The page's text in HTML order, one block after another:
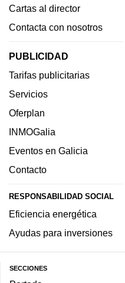
Cartas al director
Contacta con nosotros
PUBLICIDAD
Tarifas publicitarias
Servicios
Oferplan
INMOGalia
Eventos en Galicia
Contacto
RESPONSABILIDAD SOCIAL
Eficiencia energética
Ayudas para inversiones
SECCIONES